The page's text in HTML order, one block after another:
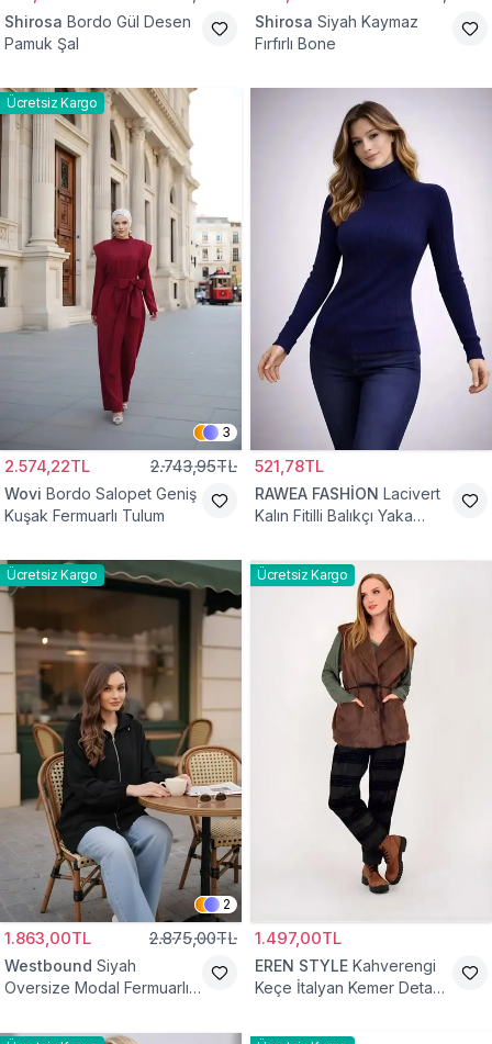
Shirosa Bordo Gül Desen
Pamuk Şal
Shirosa Siyah Kaymaz
Fırfırlı Bone
Ücretsiz Kargo
3
2.574,22TL 2.743,95TL
Wovi Bordo Salopet Geniş
Kuşak Fermuarlı Tulum
521,78TL
RAWEA FASHİON Lacivert
Kalın Fitilli Balıkçı Yaka
Ücretsiz Kargo
2
1.863,00TL 2.875,00TL
Westbound Siyah
Oversize Modal Fermuarlı
Ücretsiz Kargo
1.497,00TL
EREN STYLE Kahverengi
Keçe İtalyan Kemer Detaylı